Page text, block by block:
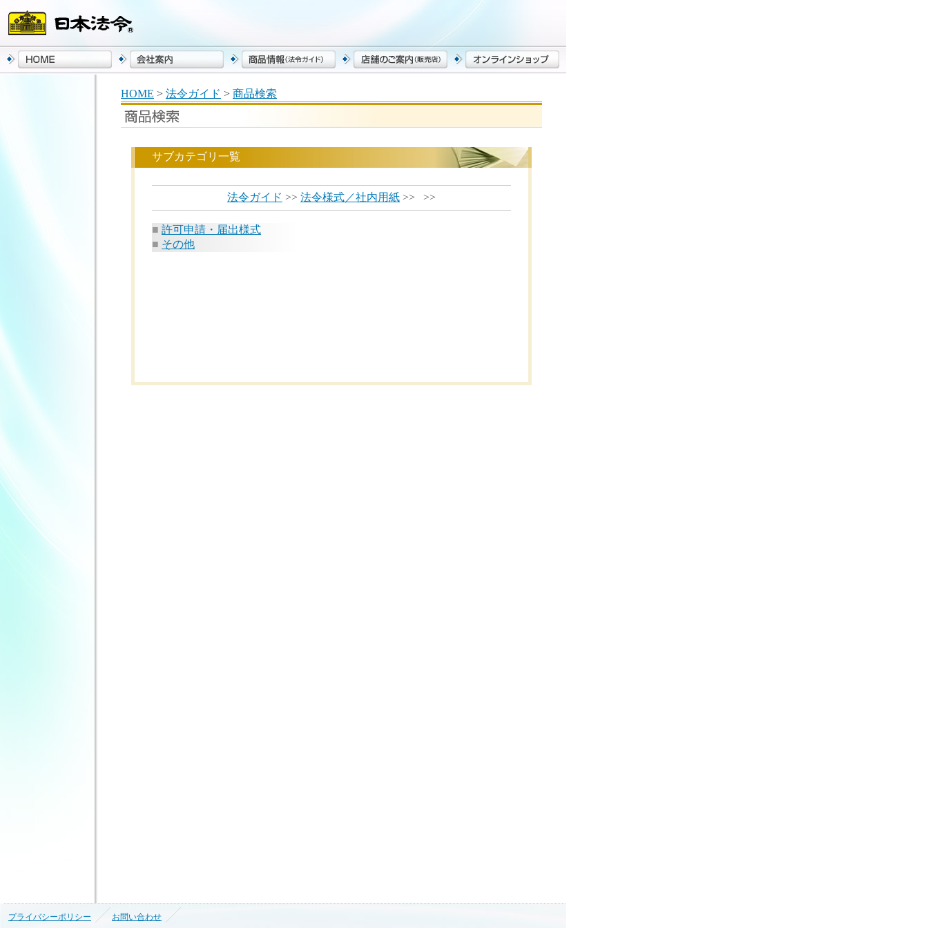
HOME > 法令ガイド > 商品検索
サブカテゴリ一覧
法令ガイド >> 法令様式／社内用紙 >> >>
■ 許可申請・届出様式
■ その他
プライバシーポリシー お問い合わせ